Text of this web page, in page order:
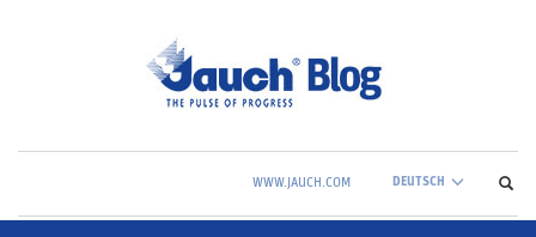
WWW.JAUCH.COM DEUTSCH